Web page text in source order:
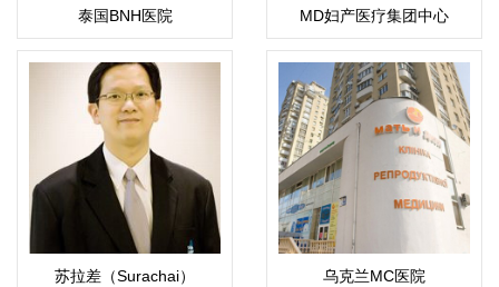
泰国BNH医院 MD妇产医疗集团中心
苏拉差（Surachai） 乌克兰MC医院